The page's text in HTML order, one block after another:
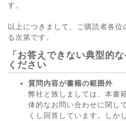
す。
以上につきまして、ご購読者各
る次第です。
「お答えできない典型的
ください
質問内容が書籍の範囲外
弊社と致しましては、本書
体的なお問い合わせに関し
くし回答しています。しか